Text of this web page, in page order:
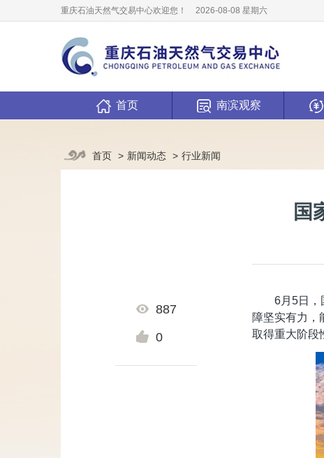
重庆石油天然气交易中心欢迎您！ 2026-08-08 星期六
首页 南滨观察
首页 新闻动态 行业新闻
887
0
国
6月5日，
障坚实有力，
取得重大阶段